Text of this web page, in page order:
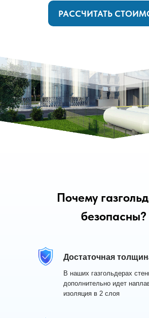
РАССЧИТАТЬ
Почему
безопасны?
Достаточная
В наших газгольдерах
дополнительно идет
изоляция в 2 слоя